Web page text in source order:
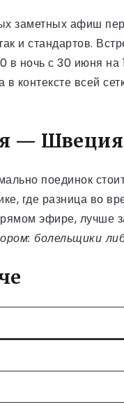
заметных афиш
и стандартов.
в ночь с 30 июня
в контексте
—
поединок
где разница во
эфире, лучше
болельщики